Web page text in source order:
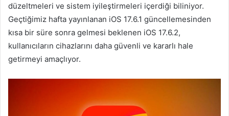
düzeltmeleri ve sistem iyileştirmeleri içerdiği biliniyor.
Geçtiğimiz hafta yayınlanan iOS 17.6.1 güncellemesinden
kısa bir süre sonra gelmesi beklenen iOS 17.6.2,
kullanıcıların cihazlarını daha güvenli ve kararlı hale
getirmeyi amaçlıyor.